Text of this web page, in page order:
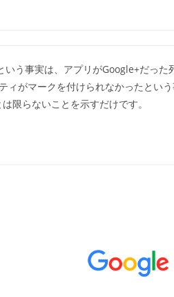
う事実は、アプリがGoogle+だっ
ィがマークを付けられなかったとい
限らないことを示すだけです。